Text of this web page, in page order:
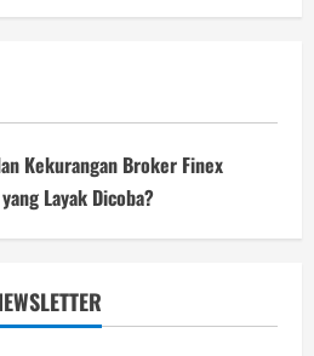
Kekurangan Broker Finex
Layak Dicoba?